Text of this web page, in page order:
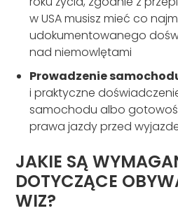
w USA musisz mieć co
udokumentowanego
nad niemowlętami
Prowadzenie
i praktyczne
samochodu albo
prawa jazdy przed
JAKIE SĄ
DOTYCZĄCE
WIZ?